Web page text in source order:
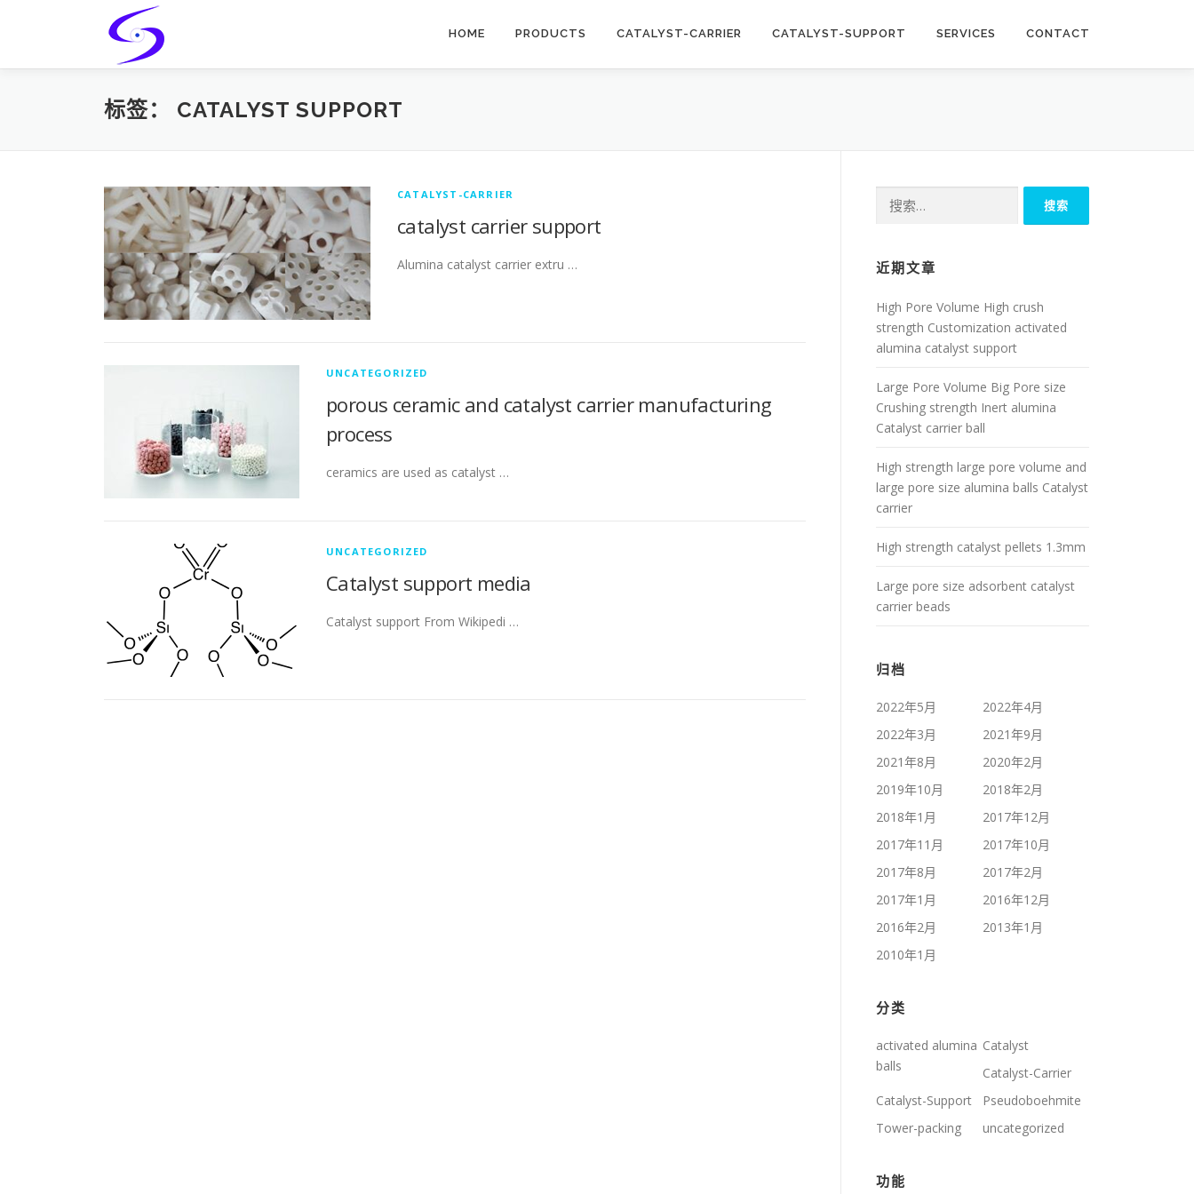
HOME PRODUCTS CATALYST-CARRIER CATALYST-SUPPORT SERVICES CONTACT
标签： CATALYST SUPPORT
CATALYST-CARRIER
catalyst carrier support
Alumina catalyst carrier extru …
UNCATEGORIZED
porous ceramic and catalyst carrier manufacturing
process
ceramics are used as catalyst …
UNCATEGORIZED
Catalyst support media
Catalyst support From Wikipedi …
索：
近期文章
High Pore Volume High crush
strength Customization activated
alumina catalyst support
Large Pore Volume Big Pore size
Crushing strength Inert alumina
Catalyst carrier ball
High strength large pore volume and
large pore size alumina balls Catalyst
carrier
High strength catalyst pellets 1.3mm
Large pore size adsorbent catalyst
carrier beads
归档
2022年5月
2022年4月
2022年3月
2021年9月
2021年8月
2020年2月
2019年10月
2018年2月
2018年1月
2017年12月
2017年11月
2017年10月
2017年8月
2017年2月
2017年1月
2016年12月
2016年2月
2013年1月
2010年1月
分类
activated alumina
balls
Catalyst
Catalyst-Carrier
Catalyst-Support
Pseudoboehmite
Tower-packing
uncategorized
功能